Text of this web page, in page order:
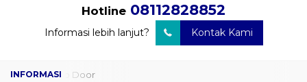
Hotline 08112828852
Informasi lebih lanjut? Kontak Kami
Travel Door to Door